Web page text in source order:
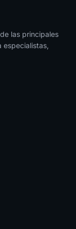
las principales
especialistas,